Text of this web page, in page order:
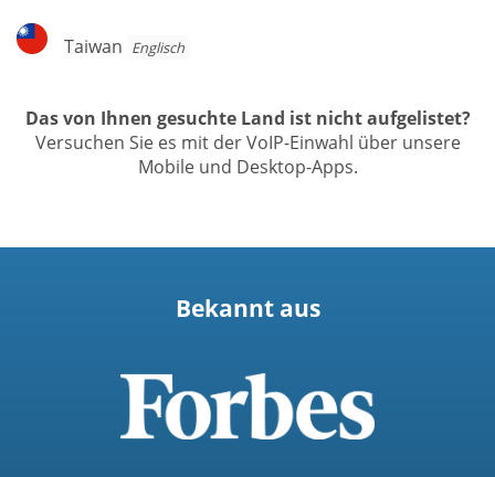
Taiwan
Taiwan Englisch
Das von Ihnen gesuchte Land ist nicht aufgelistet?
Versuchen Sie es mit der VoIP-Einwahl über unsere
Mobile und Desktop-Apps.
Bekannt aus